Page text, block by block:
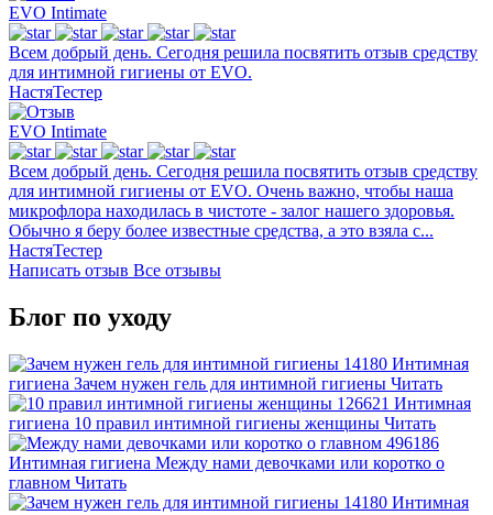
EVO Intimate
Всем добрый день. Сегодня решила посвятить отзыв средству
для интимной гигиены от EVO.
НастяТестер
EVO Intimate
Всем добрый день. Сегодня решила посвятить отзыв средству
для интимной гигиены от EVO. Очень важно, чтобы наша
микрофлора находилась в чистоте - залог нашего здоровья.
Обычно я беру более известные средства, а это взяла с...
НастяТестер
Написать отзыв Все отзывы
Блог по уходу
14180 Интимная
гигиена Зачем нужен гель для интимной гигиены Читать
126621 Интимная
гигиена 10 правил интимной гигиены женщины Читать
496186
Интимная гигиена Между нами девочками или коротко о
главном Читать
14180 Интимная